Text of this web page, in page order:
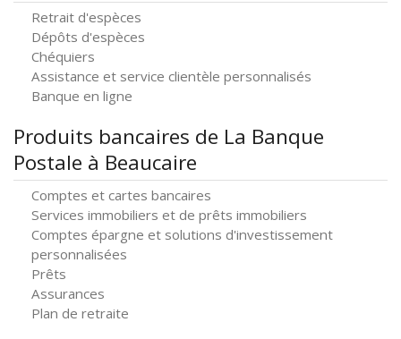
Retrait d'espèces
Dépôts d'espèces
Chéquiers
Assistance et service clientèle personnalisés
Banque en ligne
Produits bancaires de La Banque
Postale à Beaucaire
Comptes et cartes bancaires
Services immobiliers et de prêts immobiliers
Comptes épargne et solutions d'investissement
personnalisées
Prêts
Assurances
Plan de retraite